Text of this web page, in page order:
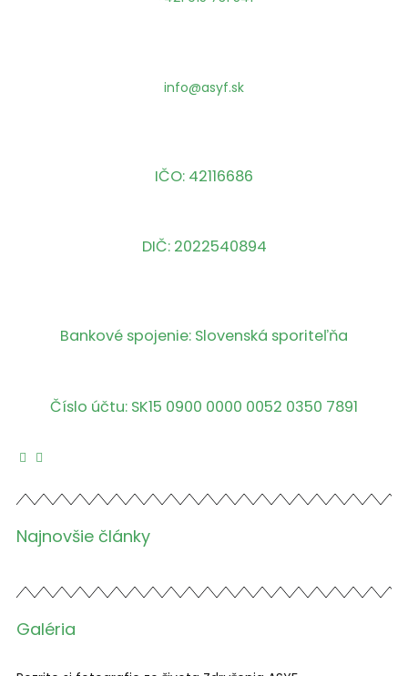
info@asyf.sk
IČO: 42116686
DIČ: 2022540894
Bankové spojenie: Slovenská sporiteľňa
Číslo účtu: SK15 0900 0000 0052 0350 7891
Najnovšie články
Galéria